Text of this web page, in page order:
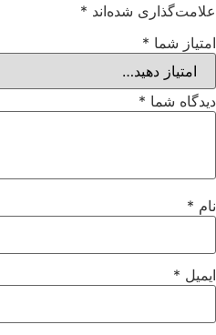
شده‌اند *
شما *
شما *
*
*